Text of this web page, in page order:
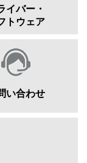
イバー・
トウェア
い合わせ